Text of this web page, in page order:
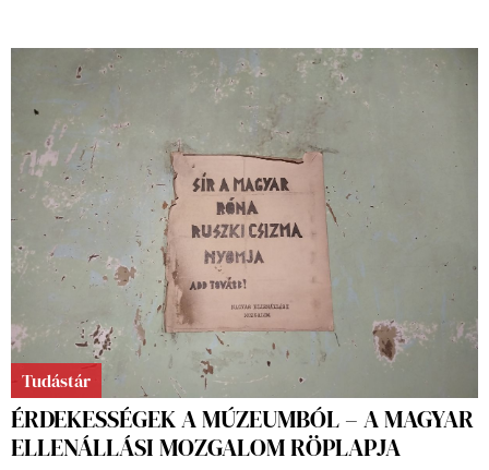
Tudástár
ÉRDEKESSÉGEK A MÚZEUMBÓL – A MAGYAR
ELLENÁLLÁSI MOZGALOM RÖPLAPJA